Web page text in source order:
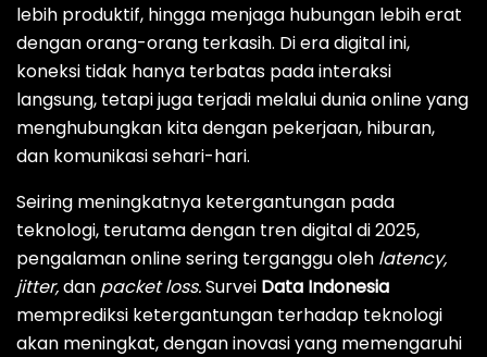
lebih produktif, hingga menjaga hubungan lebih erat
dengan orang-orang terkasih. Di era digital ini,
koneksi tidak hanya terbatas pada interaksi
langsung, tetapi juga terjadi melalui dunia online yang
menghubungkan kita dengan pekerjaan, hiburan,
dan komunikasi sehari-hari.
Seiring meningkatnya ketergantungan pada
teknologi, terutama dengan tren digital di 2025,
pengalaman online sering terganggu oleh latency,
jitter,dan packet loss.Survei Data Indonesia
memprediksi ketergantungan terhadap teknologi
akan meningkat, dengan inovasi yang memengaruhi